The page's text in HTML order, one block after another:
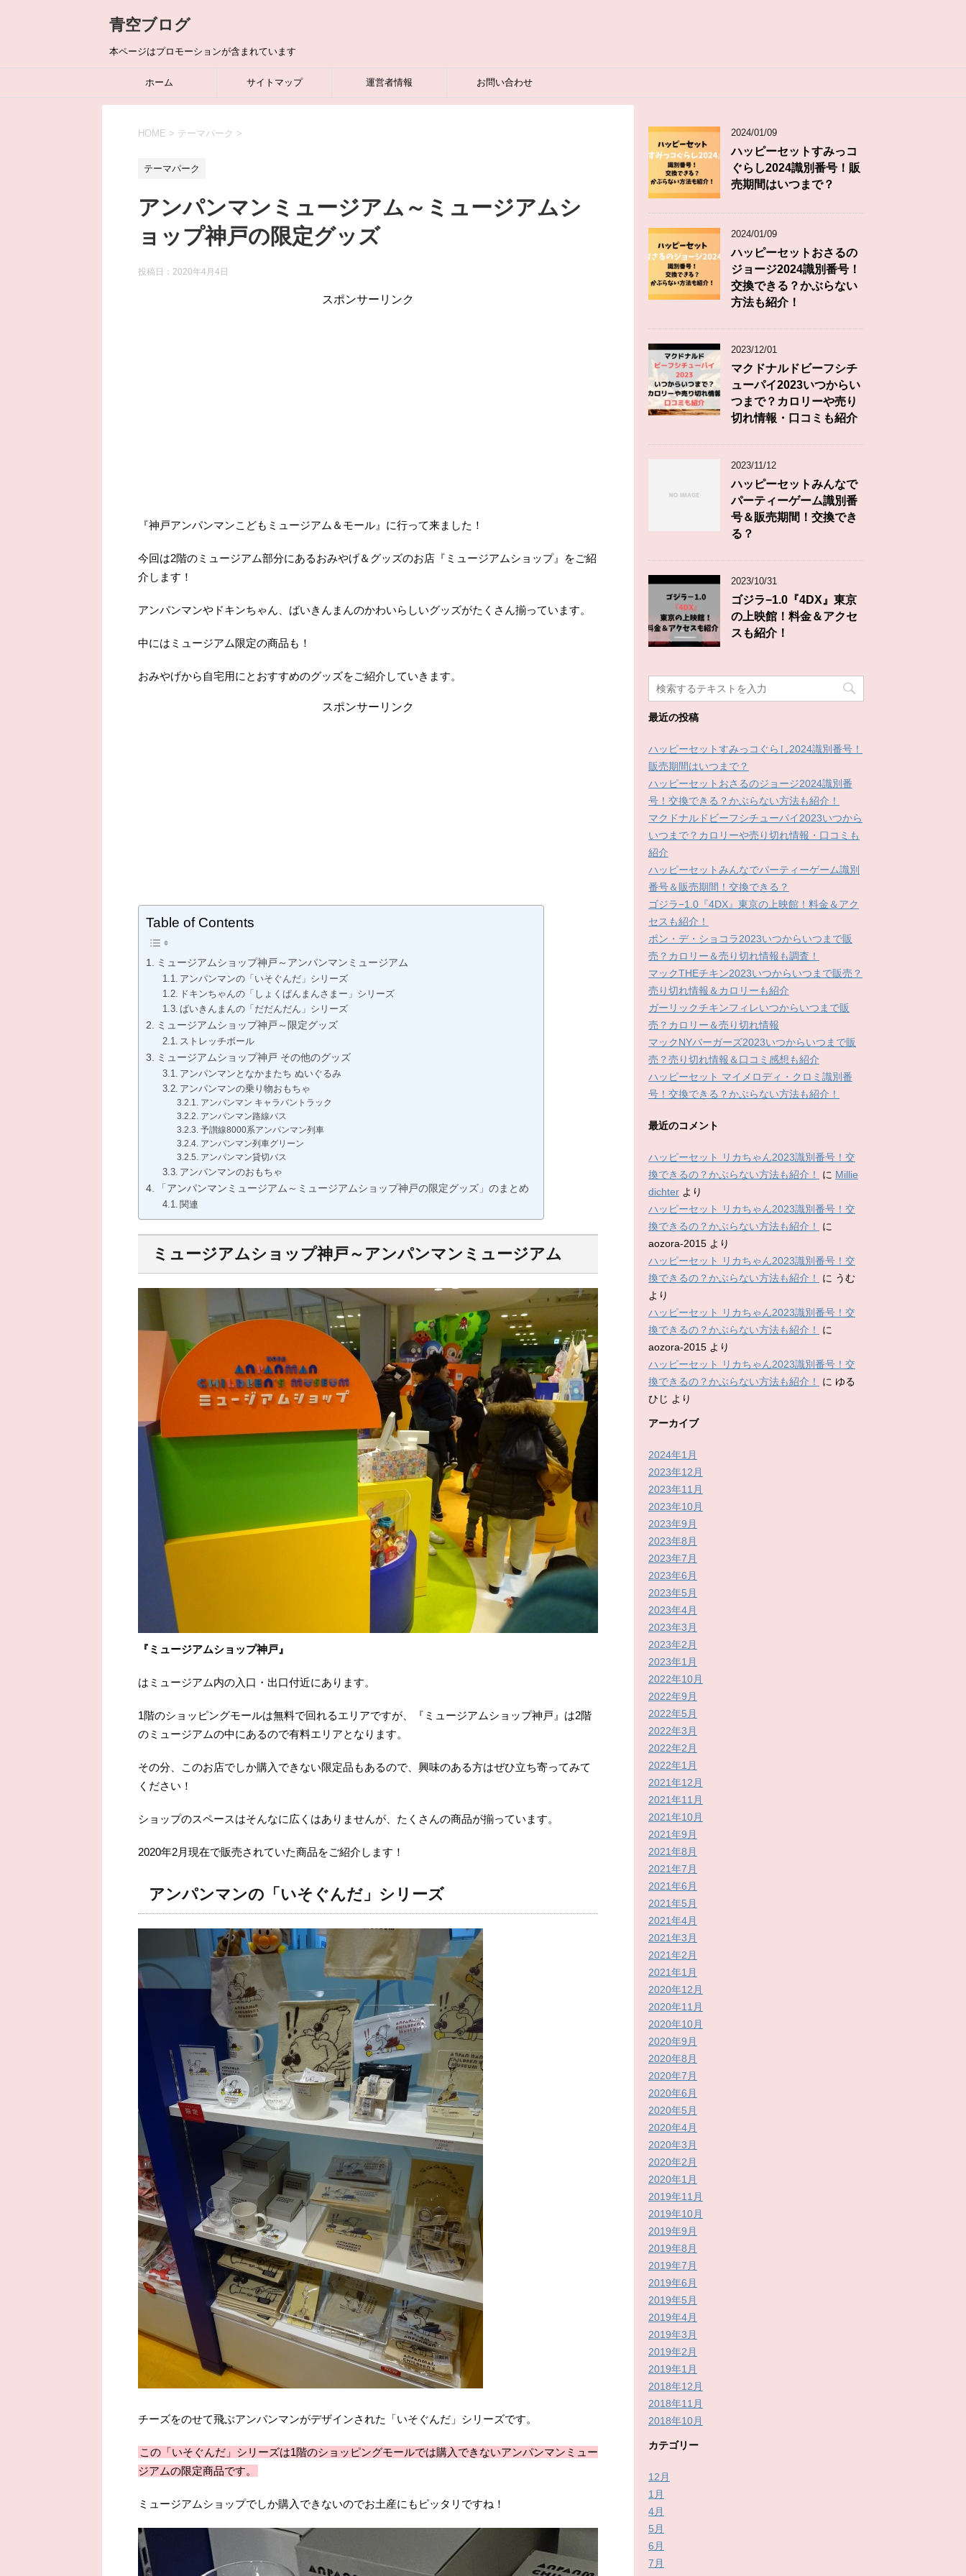
青空ブログ
本ページはプロモーションが含まれています
ホーム サイトマップ 運営者情報 お問い合わせ
HOME > テーマパーク >
テーマパーク
アンパンマンミュージアム～ミュージアムシ
ョップ神戸の限定グッズ
投稿日： 2020年4月4日
スポンサーリンク
『神戸アンパンマンこどもミュージアム＆モール』に行って来ました！
今回は2階のミュージアム部分にあるおみやげ＆グッズのお店『ミュージアムショップ』をご紹
介します！
アンパンマンやドキンちゃん、ばいきんまんのかわいらしいグッズがたくさん揃っています。
中にはミュージアム限定の商品も！
おみやげから自宅用にとおすすめのグッズをご紹介していきます。
スポンサーリンク
Table of Contents
ミュージアムショップ神戸～アンパンマンミュージアム
アンパンマンの「いそぐんだ」シリーズ
ドキンちゃんの「しょくぱんまんさまー」シリーズ
ばいきんまんの「だだんだん」シリーズ
ミュージアムショップ神戸～限定グッズ
ストレッチボール
ミュージアムショップ神戸 その他のグッズ
アンパンマンとなかまたち ぬいぐるみ
アンパンマンの乗り物おもちゃ
アンパンマン キャラバントラック
アンパンマン路線バス
予讃線8000系アンパンマン列車
アンパンマン列車グリーン
アンパンマン貸切バス
アンパンマンのおもちゃ
「アンパンマンミュージアム～ミュージアムショップ神戸の限定グッズ」のまとめ
関連
ミュージアムショップ神戸～アンパンマンミュージアム
『ミュージアムショップ神戸』
はミュージアム内の入口・出口付近にあります。
1階のショッピングモールは無料で回れるエリアですが、『ミュージアムショップ神戸』は2階
のミュージアムの中にあるので有料エリアとなります。
その分、このお店でしか購入できない限定品もあるので、興味のある方はぜひ立ち寄ってみて
ください！
ショップのスペースはそんなに広くはありませんが、たくさんの商品が揃っています。
2020年2月現在で販売されていた商品をご紹介します！
アンパンマンの「いそぐんだ」シリーズ
チーズをのせて飛ぶアンパンマンがデザインされた「いそぐんだ」シリーズです。
この「いそぐんだ」シリーズは1階のショッピングモールでは購入できないアンパンマンミュー
ジアムの限定商品です。
ミュージアムショップでしか購入できないのでお土産にもピッタリですね！
2024/01/09
ハッピーセットすみっコ
ぐらし2024識別番号！販
売期間はいつまで？
2024/01/09
ハッピーセットおさるの
ジョージ2024識別番号！
交換できる？かぶらない
方法も紹介！
2023/12/01
マクドナルドビーフシチ
ューパイ2023いつからい
つまで？カロリーや売り
切れ情報・口コミも紹介
2023/11/12
ハッピーセットみんなで
パーティーゲーム識別番
号＆販売期間！交換でき
る？
2023/10/31
ゴジラ−1.0『4DX』東京
の上映館！料金＆アクセ
スも紹介！
最近の投稿
ハッピーセットすみっコぐらし2024識別番号！
販売期間はいつまで？
ハッピーセットおさるのジョージ2024識別番
号！交換できる？かぶらない方法も紹介！
マクドナルドビーフシチューパイ2023いつから
いつまで？カロリーや売り切れ情報・口コミも
紹介
ハッピーセットみんなでパーティーゲーム識別
番号＆販売期間！交換できる？
ゴジラ−1.0『4DX』東京の上映館！料金＆アク
セスも紹介！
ポン・デ・ショコラ2023いつからいつまで販
売？カロリー＆売り切れ情報も調査！
マックTHEチキン2023いつからいつまで販売？
売り切れ情報＆カロリーも紹介
ガーリックチキンフィレいつからいつまで販
売？カロリー＆売り切れ情報
マックNYバーガーズ2023いつからいつまで販
売？売り切れ情報＆口コミ感想も紹介
ハッピーセット マイメロディ・クロミ識別番
号！交換できる？かぶらない方法も紹介！
最近のコメント
ハッピーセット リカちゃん2023識別番号！交
換できるの？かぶらない方法も紹介！
に Millie
dichter より
ハッピーセット リカちゃん2023識別番号！交
換できるの？かぶらない方法も紹介！
に
aozora-2015 より
ハッピーセット リカちゃん2023識別番号！交
換できるの？かぶらない方法も紹介！
に うむ
より
ハッピーセット リカちゃん2023識別番号！交
換できるの？かぶらない方法も紹介！
に
aozora-2015 より
ハッピーセット リカちゃん2023識別番号！交
換できるの？かぶらない方法も紹介！
に ゆる
ひじ より
アーカイブ
2024年1月
2023年12月
2023年11月
2023年10月
2023年9月
2023年8月
2023年7月
2023年6月
2023年5月
2023年4月
2023年3月
2023年2月
2023年1月
2022年10月
2022年9月
2022年5月
2022年3月
2022年2月
2022年1月
2021年12月
2021年11月
2021年10月
2021年9月
2021年8月
2021年7月
2021年6月
2021年5月
2021年4月
2021年3月
2021年2月
2021年1月
2020年12月
2020年11月
2020年10月
2020年9月
2020年8月
2020年7月
2020年6月
2020年5月
2020年4月
2020年3月
2020年2月
2020年1月
2019年11月
2019年10月
2019年9月
2019年8月
2019年7月
2019年6月
2019年5月
2019年4月
2019年3月
2019年2月
2019年1月
2018年12月
2018年11月
2018年10月
カテゴリー
12月
1月
4月
5月
6月
7月